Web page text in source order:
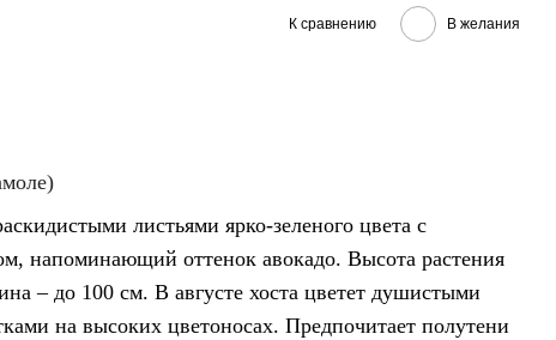
К сравнению В желания
листьями ярко-зеленого цвета с
напоминающий оттенок авокадо. Высота растения
– до 100 см. В августе хоста цветет душистыми
на высоких цветоносах. Предпочитает полутени